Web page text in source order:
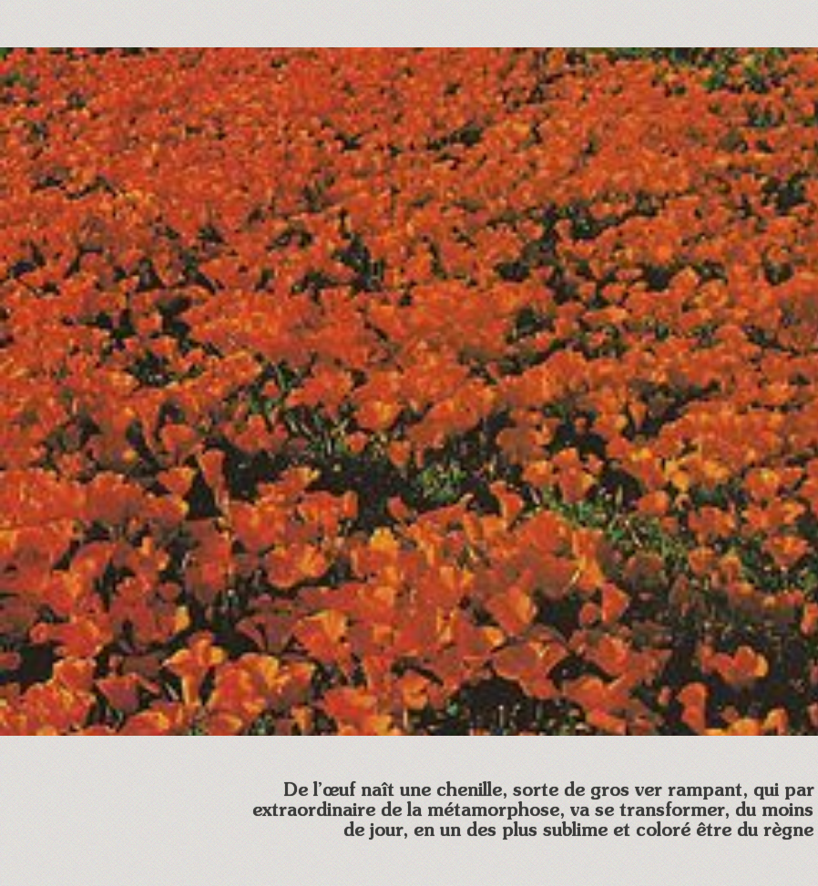
De l’œuf naît une chenille, sorte de gros ver rampant, qui par
extraordinaire de la métamorphose, va se transformer, du
de jour, en un des plus sublime et coloré être du règne